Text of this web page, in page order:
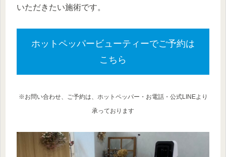
いただきたい施術です。
ホットペッパービューティーでご予約は
こちら
※お問い合わせ、ご予約は、ホットペッパー・お電話・公式LINEより
承っております